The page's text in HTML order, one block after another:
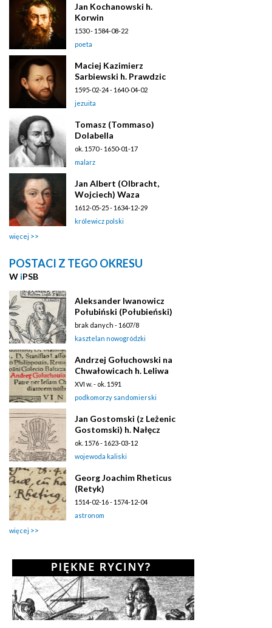
Jan Kochanowski h.
Korwin
1530 - 1584-08-22
poeta
Maciej Kazimierz
Sarbiewski h. Prawdzic
1595-02-24 - 1640-04-02
jezuita
Tomasz (Tommaso)
Dolabella
ok. 1570 - 1650-01-17
malarz
Jan Albert (Olbracht,
Wojciech) Waza
1612-05-25 - 1634-12-29
królewicz polski
więcej
POSTACI Z TEGO OKRESU
W iPSB
Aleksander Iwanowicz
Połubiński (Połubieński)
brak danych - 1607/8
kasztelan nowogródzki
Andrzej Gołuchowski na
Chwałowicach h. Leliwa
XVI w. - ok. 1591
podkomorzy sandomierski
Jan Gostomski (z Leżenic
Gostomski) h. Nałęcz
ok. 1576 - 1623-03-12
wojewoda kaliski
Georg Joachim Rheticus
(Retyk)
1514-02-16 - 1574-12-04
astronom
więcej